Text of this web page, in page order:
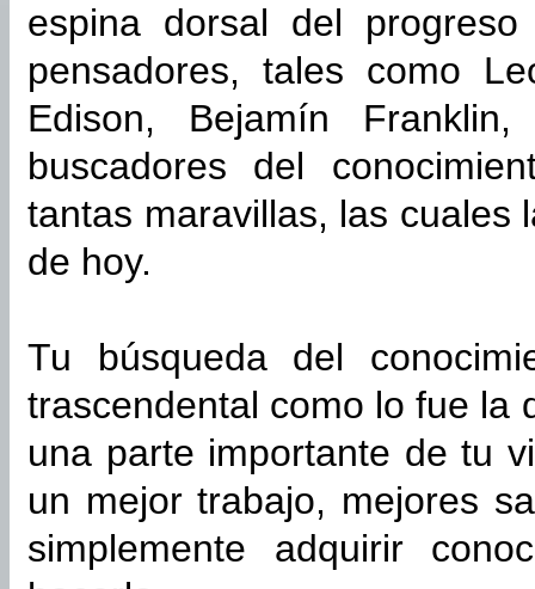
espina dorsal del
pensadores, tales como
Edison, Bejamín
buscadores del
tantas maravillas, las cuales
de hoy.
Tu búsqueda del
trascendental como lo fue la
una parte importante de tu
un mejor trabajo, mejores
simplemente adquirir